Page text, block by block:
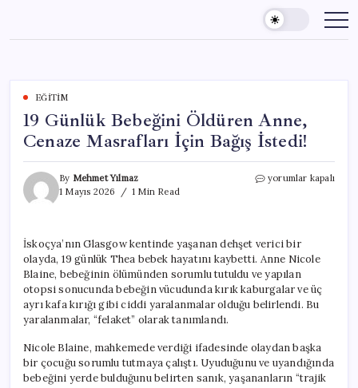
content
EĞITIM
19 Günlük Bebeğini Öldüren Anne,
Cenaze Masrafları İçin Bağış İstedi!
By Mehmet Yılmaz
1 Mayıs 2026
1 Min Read
19
Cenaze
Masrafları
İçin
Bağış
İstedi!
yorumlar kapalı
İskoçya’nın Glasgow kentinde yaşanan dehşet verici bir
olayda, 19 günlük Thea bebek hayatını kaybetti. Anne Nicole
Blaine, bebeğinin ölümünden sorumlu tutuldu ve yapılan
otopsi sonucunda bebeğin vücudunda kırık kaburgalar ve üç
ayrı kafa kırığı gibi ciddi yaralanmalar olduğu belirlendi. Bu
yaralanmalar, “felaket” olarak tanımlandı.
Nicole Blaine, mahkemede verdiği ifadesinde olaydan başka
bir çocuğu sorumlu tutmaya çalıştı. Uyuduğunu ve uyandığında
bebeğini yerde bulduğunu belirten sanık, yaşananların “trajik